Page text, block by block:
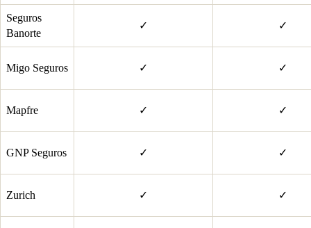
Seguros
Banorte
✓ ✓
Migo Seguros ✓ ✓
Mapfre ✓ ✓
GNP Seguros ✓ ✓
Zurich ✓ ✓